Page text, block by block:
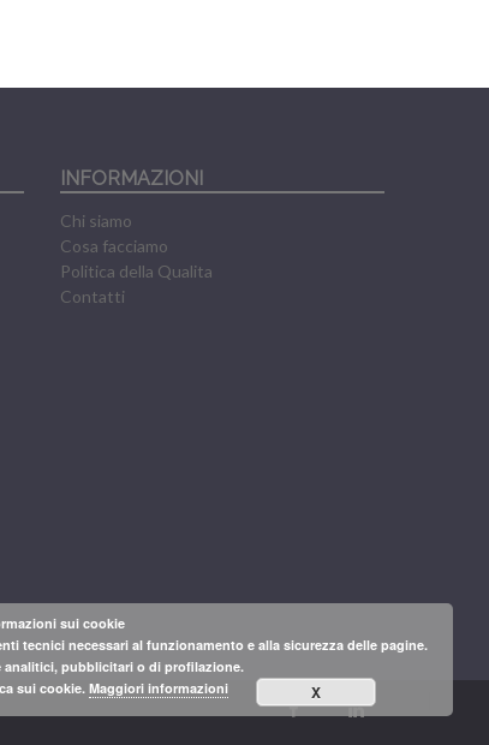
INFORMAZIONI
Chi siamo
Cosa facciamo
Politica della Qualita
Contatti
sui cookie
tecnici necessari al funzionamento e alla sicurezza delle pagine.
pubblicitari o di profilazione.
sui cookie. Maggiori informazioni X